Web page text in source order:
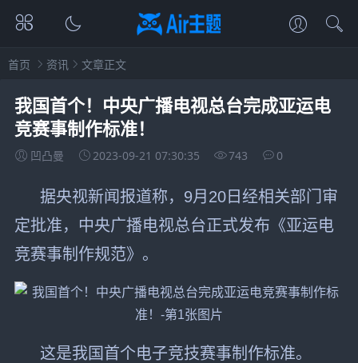
首页 资讯 文章正文
我国首个！中央广播电视总台完成亚运电
竞赛事制作标准！
凹凸曼 2023-09-21 07:30:35 743 0
据央视新闻报道称，9月20日经相关部门审
定批准，中央广播电视总台正式发布《亚运电
竞赛事制作规范》。
这是我国首个电子竞技赛事制作标准。